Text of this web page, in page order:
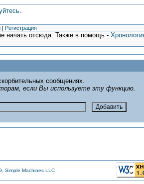
.
| Регистрация
начать отсюда. Также в помощь -
сообщениях.
если Вы используете эту функцию.
Simple Machines LLC